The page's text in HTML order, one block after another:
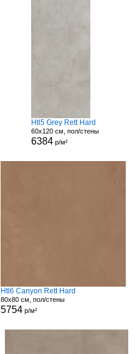
Htl5 Grey Rett Hard
60x120 см, пол/стены
6384 р/м²
Htl6 Canyon Rett Hard
80x80 см, пол/стены
5754 р/м²